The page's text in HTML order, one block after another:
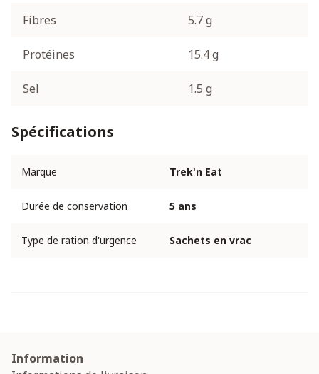
Fibres 5.7 g
Protéines 15.4 g
Sel 1.5 g
Spécifications
Marque Trek'n Eat
Durée de conservation 5 ans
Type de ration d'urgence Sachets en vrac
Information